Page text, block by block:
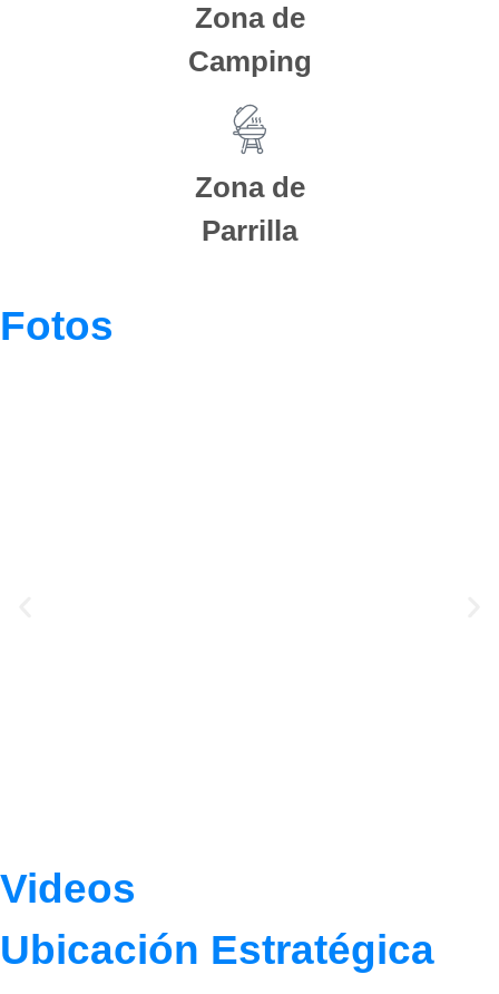
Zona de
Camping
Zona de
Parrilla
Fotos
Videos
Ubicación Estratégica